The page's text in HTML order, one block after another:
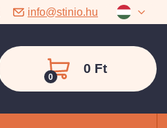
info@stinio.hu
0
0 Ft